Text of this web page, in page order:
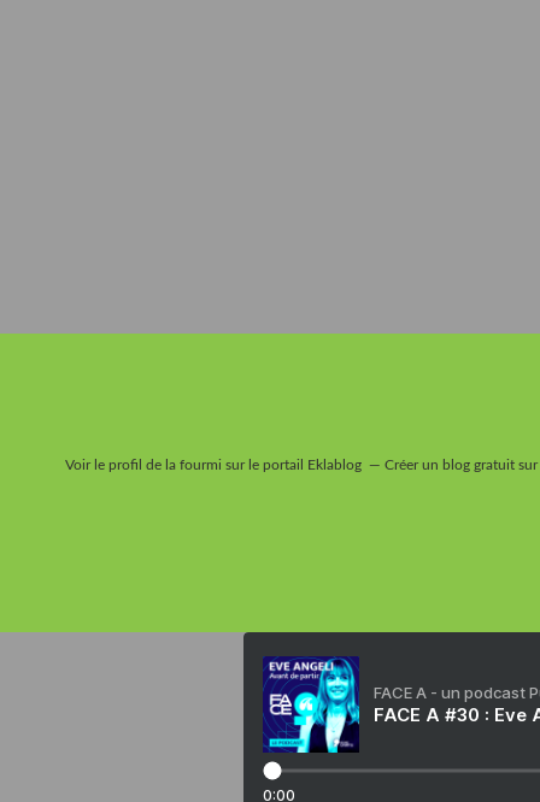
Voir le profil de la fourmi sur le portail Eklablog Créer un blog gratuit
FACE A - un podcast
FACE A #30 :
0:00